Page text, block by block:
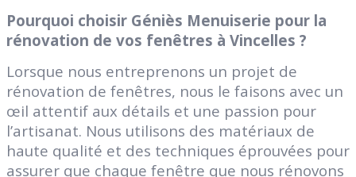
Pourquoi choisir Géniès Menuiserie pour la
rénovation de vos fenêtres à Vincelles ?
Lorsque nous entreprenons un projet de
rénovation de fenêtres, nous le faisons avec un
œil attentif aux détails et une passion pour
l’artisanat. Nous utilisons des matériaux de
haute qualité et des techniques éprouvées pour
assurer que chaque fenêtre que nous rénovons